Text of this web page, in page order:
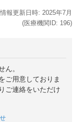
情報更新日時: 2025年7月
(医療機関ID: 196)
ん。
ご用意しておりま
ご連絡をいただけ